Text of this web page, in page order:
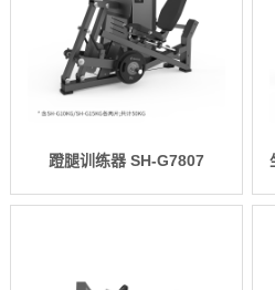
蹬腿训练器 SH-G7807